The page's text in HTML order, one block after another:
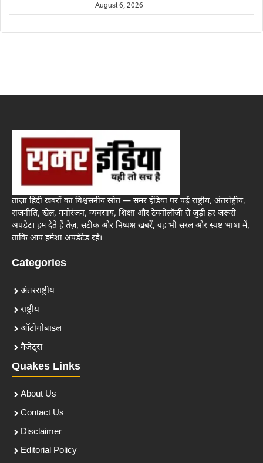
August 6, 2026
ताज़ा हिंदी खबरों का विश्वसनीय स्रोत — समर इंडिया पर पढ़ें राष्ट्रीय, अंतर्राष्ट्रीय,
राजनीति, खेल, मनोरंजन, व्यवसाय, शिक्षा और टेक्नोलॉजी से जुड़ी हर जरूरी
अपडेट। हम देते हैं तेज़, सटीक और निष्पक्ष खबरें, वह भी सरल और स्पष्ट भाषा में,
ताकि आप हमेशा अपडेटेड रहें।
Categories
अंतरराष्ट्रीय
राष्ट्रीय
ऑटोमोबाइल
गैजेट्स
Quakes Links
About Us
Contact Us
Disclaimer
Editorial Policy